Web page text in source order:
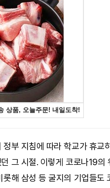
정부 지침에 따라 학교가 휴교
그 시절. 이렇게 코로나19
롯해 삼성 등 굴지의 기업들도